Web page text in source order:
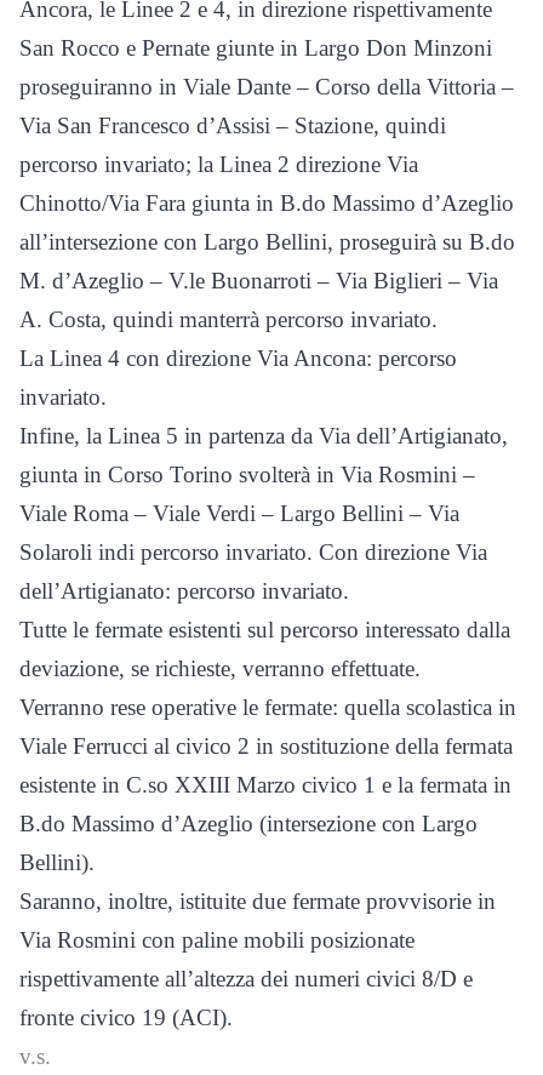
Ancora, le Linee 2 e 4, in direzione rispettivamente
San Rocco e Pernate giunte in Largo Don Minzoni
proseguiranno in Viale Dante – Corso della Vittoria –
Via San Francesco d’Assisi – Stazione, quindi
percorso invariato; la Linea 2 direzione Via
Chinotto/Via Fara giunta in B.do Massimo d’Azeglio
all’intersezione con Largo Bellini, proseguirà su B.do
M. d’Azeglio – V.le Buonarroti – Via Biglieri – Via
A. Costa, quindi manterrà percorso invariato.
La Linea 4 con direzione Via Ancona: percorso
invariato.
Infine, la Linea 5 in partenza da Via dell’Artigianato,
giunta in Corso Torino svolterà in Via Rosmini –
Viale Roma – Viale Verdi – Largo Bellini – Via
Solaroli indi percorso invariato. Con direzione Via
dell’Artigianato: percorso invariato.
Tutte le fermate esistenti sul percorso interessato dalla
deviazione, se richieste, verranno effettuate.
Verranno rese operative le fermate: quella scolastica in
Viale Ferrucci al civico 2 in sostituzione della fermata
esistente in C.so XXIII Marzo civico 1 e la fermata in
B.do Massimo d’Azeglio (intersezione con Largo
Bellini).
Saranno, inoltre, istituite due fermate provvisorie in
Via Rosmini con paline mobili posizionate
rispettivamente all’altezza dei numeri civici 8/D e
fronte civico 19 (ACI).
v.s.